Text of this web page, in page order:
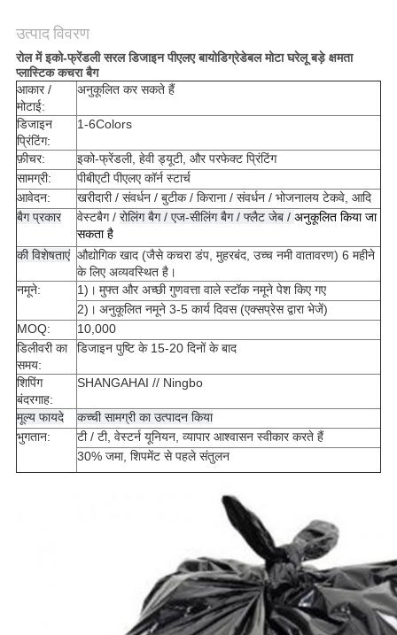
उत्पाद विवरण
रोल में इको-फ्रेंडली सरल डिजाइन पीएलए बायोडिग्रेडेबल मोटा घरेलू बड़े क्षमता
प्लास्टिक कचरा बैग
आकार /
मोटाई:
अनुकूलित कर सकते हैं
डिजाइन
प्रिंटिंग:
1-6Colors
फ़ीचर:
इको-फ्रेंडली, हेवी ड्यूटी, और परफेक्ट प्रिंटिंग
सामग्री:
पीबीएटी पीएलए कॉर्न स्टार्च
आवेदन:
खरीदारी / संवर्धन / बुटीक / किराना / संवर्धन / भोजनालय टेकवे, आदि
बैग प्रकार
वेस्टबैग / रोलिंग बैग / एज-सीलिंग बैग / फ्लैट जेब / अनुकूलित किया जा
सकता है
की विशेषताएं औद्योगिक खाद (जैसे कचरा डंप, मुहरबंद, उच्च नमी वातावरण) 6 महीने
के लिए अव्यवस्थित है।
नमूने:
1)। मुफ्त और अच्छी गुणवत्ता वाले स्टॉक नमूने पेश किए गए
2)। अनुकूलित नमूने 3-5 कार्य दिवस (एक्सप्रेस द्वारा भेजें)
MOQ:
10,000
डिलीवरी का
समय:
डिजाइन पुष्टि के 15-20 दिनों के बाद
शिपिंग
बंदरगाह:
SHANGAHAI // Ningbo
मूल्य फायदे
कच्ची सामग्री का उत्पादन किया
भुगतान:
टी / टी, वेस्टर्न यूनियन, व्यापार आश्वासन स्वीकार करते हैं
30% जमा, शिपमेंट से पहले संतुलन